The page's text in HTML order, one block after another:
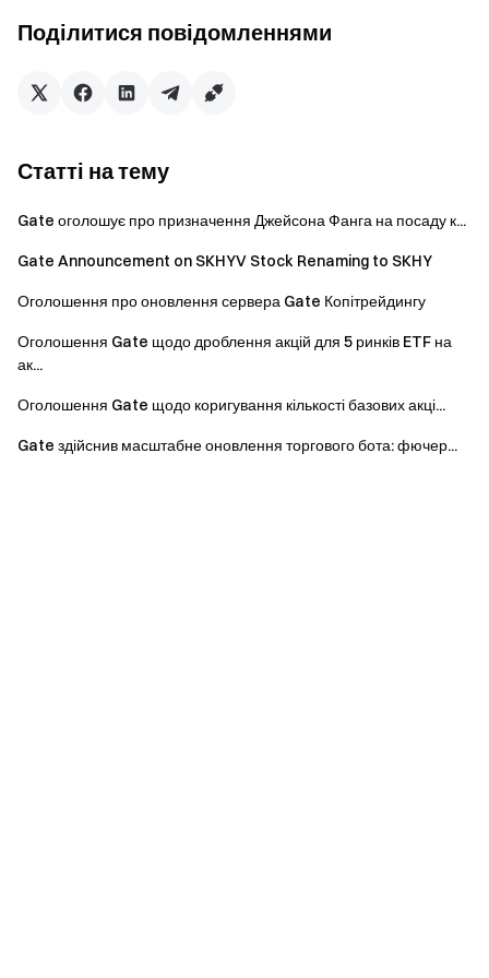
Залишайтесь на зв'язкуВідвідайте офіційний веб-сайт
підписатися на нас на X (Twitter)
обговорити актуальні теми
останніх відомостей
Прозорість та безпека Перевірте наші 100%
Підтвердження резервів
Поділитися повідомленнями
Статті на тему
Gate оголошує про призначення Джейсона Фанга на посаду к...
Gate Announcement on SKHYV Stock Renaming to SKHY
Оголошення про оновлення сервера Gate Копітрейдингу
Оголошення Gate щодо дроблення акцій для 5 ринків ETF на
ак...
Оголошення Gate щодо коригування кількості базових акці...
Gate здійснив масштабне оновлення торгового бота: фючер...